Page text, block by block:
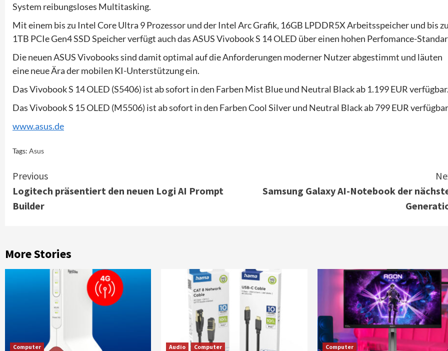
System reibungsloses Multitasking.
Mit einem bis zu Intel Core Ultra 9 Prozessor und der Intel Arc Grafik, 16GB LPDDR5X Arbeitsspeicher und bis zu
1TB PCIe Gen4 SSD Speicher verfügt auch das ASUS Vivobook S 14 OLED über einen hohen Perfomance-
Die neuen ASUS Vivobooks sind damit optimal auf die Anforderungen moderner Nutzer abgestimmt und läuten
eine neue Ära der mobilen KI-Unterstützung ein.
Das Vivobook S 14 OLED (S5406) ist ab sofort in den Farben Mist Blue und Neutral Black ab 1.199 EUR verfügbar.
Das Vivobook S 15 OLED (M5506) ist ab sofort in den Farben Cool Silver und Neutral Black ab 799 EUR
www.asus.de
Tags: Asus
Continue
Reading
Previous
Logitech präsentiert den neuen Logi AI Prompt
Builder
Samsung Galaxy AI-Notebook der
More Stories
Computer Audio Computer Computer